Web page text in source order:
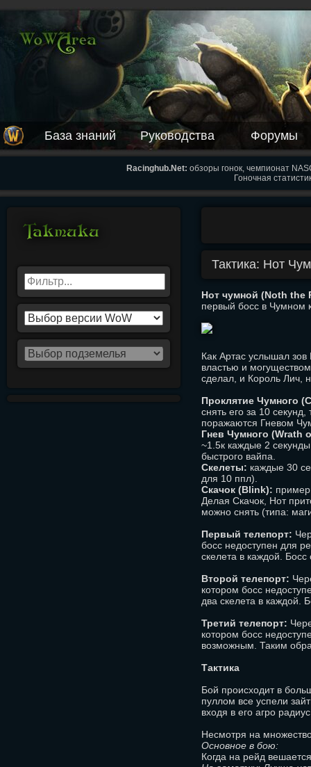
База знаний Руководства Форумы
Racinghub.Net: обзоры гонок, чемпионат
Гоночная
Тактика: Нот
Нот чумной (Noth the
первый босс в Чумном
Как Артас услышал зов
властью и
сделал, и Король Лич,
Проклятие Чумного
снять его за 10
поражаются Гневом
Гнев Чумного (Wrath
~1.5к каждые 2
быстрого вайпа.
Скелеты: каждые 30
для 10 ппл).
Скачок (Blink):
Делая Скачок, Нот
можно снять (типа:
Первый телепорт:
босс недоступен для
скелета в каждой. Босс
Второй телепорт:
котором босс
два скелета в каждой.
Третий телепорт:
котором босс
возможным. Таким
Тактика
Бой происходит в
пуллом все успели
входя в его агро
Несмотря на
Основное в бою:
Когда на рейд